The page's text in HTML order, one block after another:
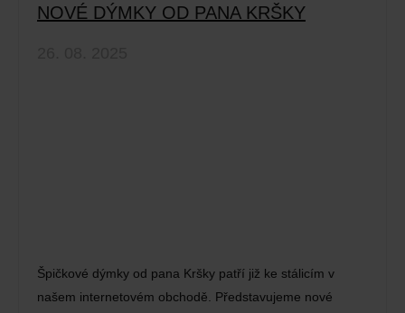
NOVÉ DÝMKY OD PANA KRŠKY
Špičkové dýmky od pana Kršky patří již ke stálicím v
našem internetovém obchodě. Představujeme nové